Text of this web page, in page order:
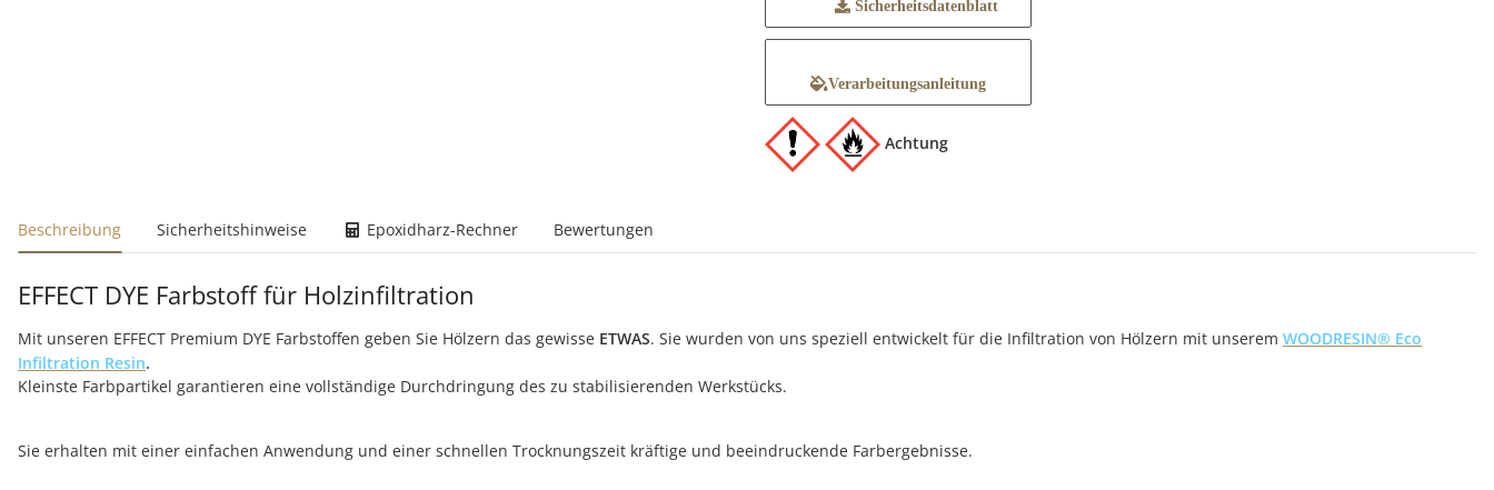
Sicherheitsdatenblatt
Verarbeitungsanleitung
Achtung
weitere Registerkarten anzeigen
Beschreibung Sicherheitshinweise Epoxidharz-Rechner Bewertungen
EFFECT DYE Farbstoff für Holzinfiltration
Mit unseren EFFECT Premium DYE Farbstoffen geben Sie Hölzern das gewisse ETWAS. Sie wurden von uns speziell entwickelt für die Infiltration von Hölzern mit unserem WOODRESIN® Eco
Infiltration Resin.
Kleinste Farbpartikel garantieren eine vollständige Durchdringung des zu stabilisierenden Werkstücks.
Sie erhalten mit einer einfachen Anwendung und einer schnellen Trocknungszeit kräftige und beeindruckende Farbergebnisse.